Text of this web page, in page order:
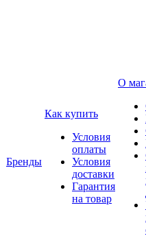
Бренды
Как купить
Условия
оплаты
Условия
доставки
Гарантия
на товар
О